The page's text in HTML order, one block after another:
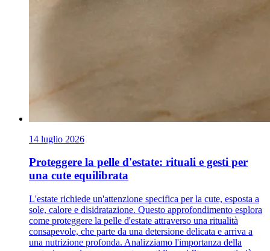
14 luglio 2026
Proteggere la pelle d'estate: rituali e gesti per
una cute equilibrata
L'estate richiede un'attenzione specifica per la cute, esposta a
sole, calore e disidratazione. Questo approfondimento esplora
come proteggere la pelle d'estate attraverso una ritualità
consapevole, che parte da una detersione delicata e arriva a
una nutrizione profonda. Analizziamo l'importanza della